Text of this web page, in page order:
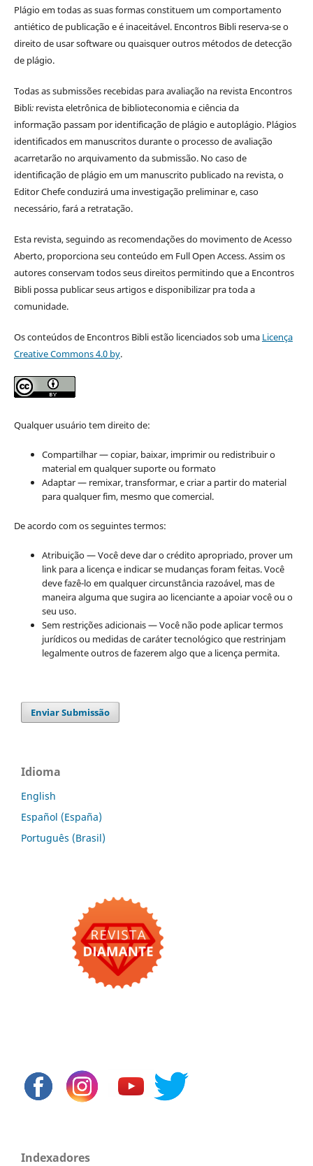
Plágio em todas as suas formas constituem um comportamento
antiético de publicação e é inaceitável. Encontros Bibli reserva-se o
direito de usar software ou quaisquer outros métodos de detecção
de plágio.
Todas as submissões recebidas para avaliação na revista Encontros
Bibli: revista eletrônica de biblioteconomia e ciência da
informaçãopassam por identificação de plágio e autoplágio. Plágios
identificados em manuscritos durante o processo de avaliação
acarretarão no arquivamento da submissão. No caso de
identificação de plágio em um manuscrito publicado na revista, o
Editor Chefe conduzirá uma investigação preliminar e, caso
necessário, fará a retratação.
Esta revista, seguindo as recomendações do movimento de Acesso
Aberto, proporciona seu conteúdo em Full Open Access. Assim os
autores conservam todos seus direitos permitindo que a Encontros
Bibli possa publicar seus artigos e disponibilizar pra toda a
comunidade.
Os conteúdos de Encontros Bibli estão licenciados sob uma Licença
Creative Commons 4.0 by.
Qualquer usuário tem direito de:
Compartilhar — copiar, baixar, imprimir ou redistribuir o
material em qualquer suporte ou formato
Adaptar — remixar, transformar, e criar a partir do material
para qualquer fim, mesmo que comercial.
De acordo com os seguintes termos:
Atribuição — Você deve dar o crédito apropriado, prover um
link para a licença e indicar se mudanças foram feitas. Você
deve fazê-lo em qualquer circunstância razoável, mas de
maneira alguma que sugira ao licenciante a apoiar você ou o
seu uso.
Sem restrições adicionais — Você não pode aplicar termos
jurídicos ou medidas de caráter tecnológico que restrinjam
legalmente outros de fazerem algo que a licença permita.
Enviar Submissão
Idioma
English
Español (España)
Português (Brasil)
Indexadores